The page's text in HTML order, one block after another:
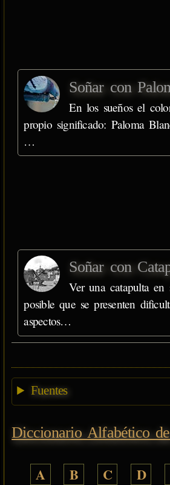
Soñar con
En los sueños el
propio significado: Paloma
…
Soñar con
Ver una catapulta en
posible que se presenten
aspectos…
Fuentes
Diccionario Alfabético
A B C D